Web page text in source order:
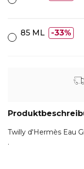
85 ML 33%
Twilly d'Hermès Eau
.